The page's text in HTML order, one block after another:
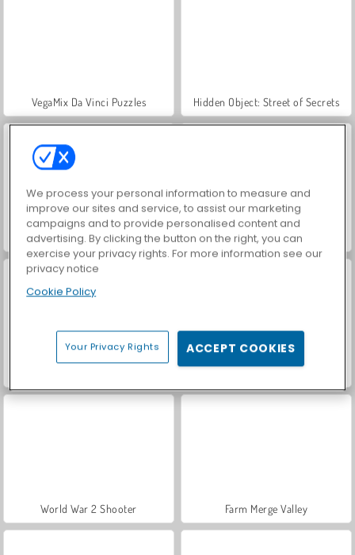
VegaMix Da Vinci Puzzles Hidden Object: Street of Secrets
Car Parking City Duel Casino World
World War 2 Shooter Farm Merge Valley
We process your personal information to measure and
improve our sites and service, to assist our marketing
campaigns and to provide personalised content and
advertising. By clicking the button on the right, you can
exercise your privacy rights. For more information see our
privacy notice
Cookie Policy
Your Privacy Rights ACCEPT COOKIES